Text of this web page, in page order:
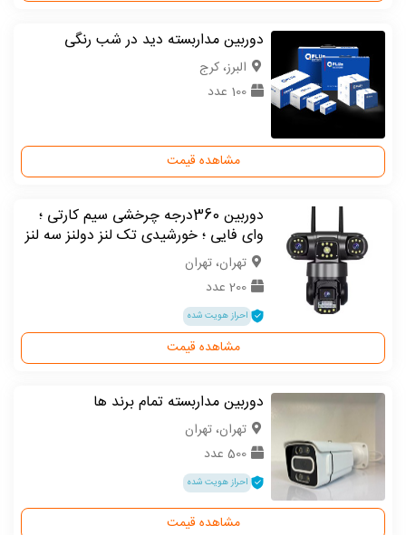
دوربین مداربسته دید در شب رنگی
البرز، کرج
100 عدد
مشاهده قیمت
دوربین 360درجه چرخشی سیم کارتی ؛
وای فایی ؛ خورشیدی تک لنز دولنز سه لنز
تهران، تهران
200 عدد
احراز هویت شده
مشاهده قیمت
دوربین مداربسته تمام برند ها
تهران، تهران
500 عدد
احراز هویت شده
مشاهده قیمت